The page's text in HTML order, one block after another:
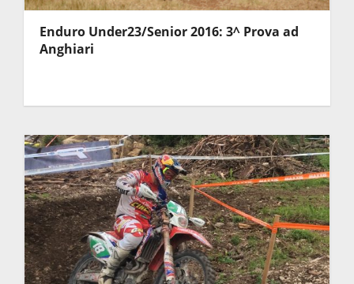
Enduro Under23/Senior 2016: 3^ Prova ad
Anghiari